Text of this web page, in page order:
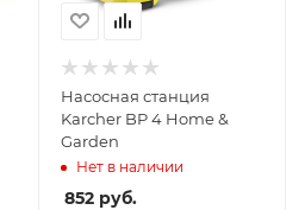
Насосная станция
Karcher BP 4 Home &
Garden
Нет в наличии
852руб.